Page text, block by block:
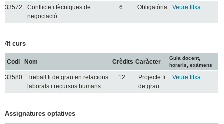
33572
Conflicte i tècniques de
negociació
6 Obligatòria Veure fitxa
4t curs
Codi Nom Crèdits Caràcter
Guia docent,
horaris, exàmens
33580
Treball fi de grau en relacions
laborals i recursos humans
12
Projecte fi
de grau
Veure fitxa
Assignatures optatives